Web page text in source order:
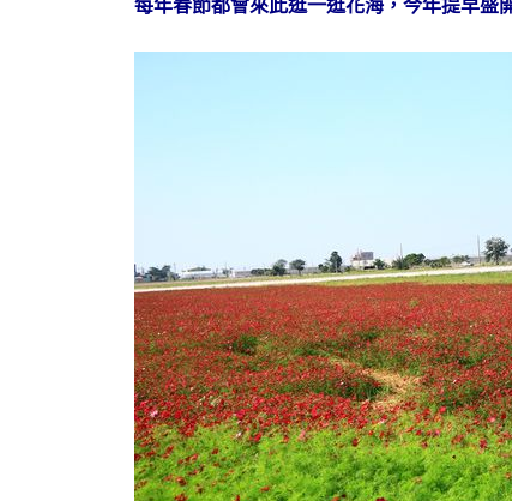
每年春節都會來此逛一逛花海，今年提早盛